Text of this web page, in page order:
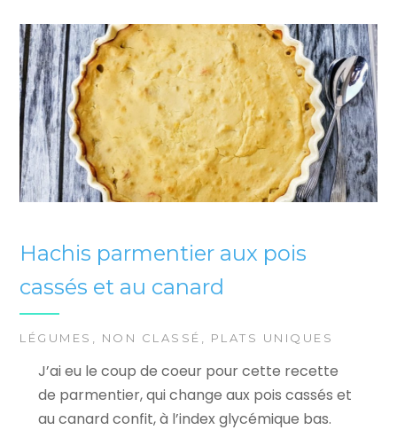
Hachis parmentier aux pois
cassés et au canard
LÉGUMES NON CLASSÉ PLATS UNIQUES
J’ai eu le coup de coeur pour cette recette
de parmentier, qui change aux pois cassés et
au canard confit, à l’index glycémique bas.